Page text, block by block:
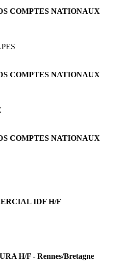
COMPTES NATIONAUX
COMPTES NATIONAUX
COMPTES NATIONAUX
IDF H/F
H/F - Rennes/Bretagne